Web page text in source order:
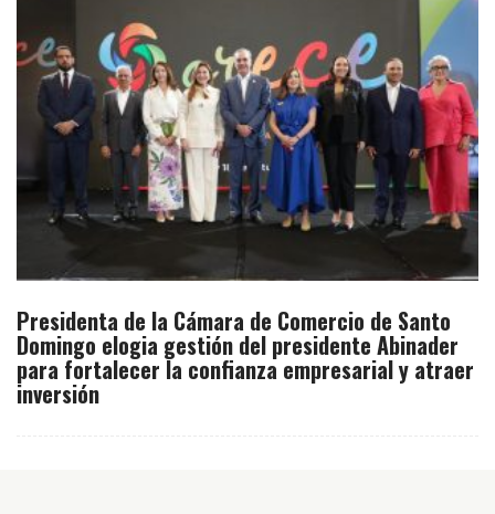
Presidenta de la Cámara de Comercio de Santo
Domingo elogia gestión del presidente Abinader
para fortalecer la confianza empresarial y atraer
inversión